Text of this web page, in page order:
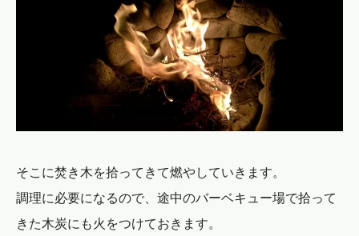
そこに焚き木を拾ってきて燃やしていきます。
調理に必要になるので、途中のバーベキュー場で拾って
きた木炭にも火をつけておきます。